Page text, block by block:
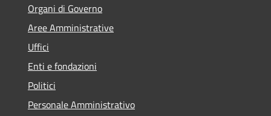
Organi di Governo
Aree Amministrative
Uffici
Enti e fondazioni
Politici
Personale Amministrativo